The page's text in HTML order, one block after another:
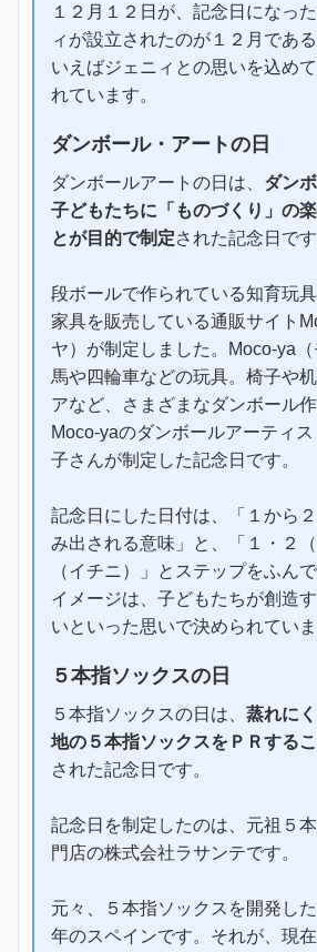
１２月１２日が、記念日になっ
ィが設立されたのが１２月であ
いえばジェニィとの思いを込め
れています。
ダンボール・アートの日
ダンボールアートの日は、 ダン
子どもたちに「ものづくり」の
とが目的で制定された記念日です
段ボールで作られている知育玩
家具を販売している通販サイト
ヤ）が制定しました。Moco-ya
馬や四輪車などの玩具。椅子や
アなど、さまざまなダンボール
Moco-yaのダンボールアーティ
子さんが制定した記念日です。
記念日にした日付は、「１から
み出される意味」と、「１・２
（イチニ）」とステップをふん
イメージは、子どもたちが創造
いといった思いで決められていま
５本指ソックスの日
５本指ソックスの日は、 蒸れに
地の５本指ソックスをＰＲする
された記念日です。
記念日を制定したのは、元祖５
門店の株式会社ラサンテです。
元々、５本指ソックスを開発し
年のスペインです。それが、現